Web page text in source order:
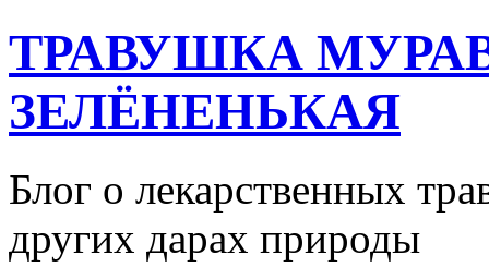
ТРАВУШКА
ЗЕЛЁНЕНЬКАЯ
Блог о лекарственных
других дарах природы